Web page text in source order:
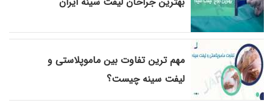
مهم ترین تفاوت بین ماموپلاستی و
لیفت سینه چیست؟